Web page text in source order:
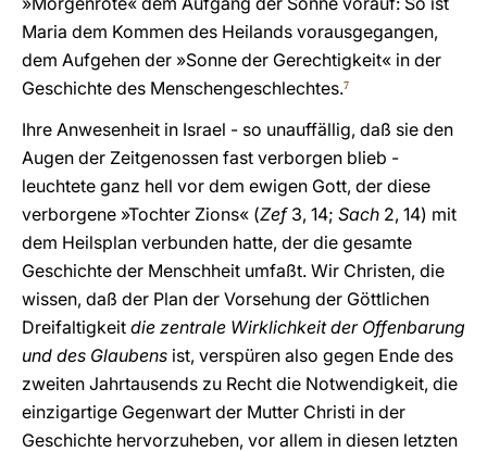
Maria dem Kommen des Heilands vorausgegangen,
dem Aufgehen der »Sonne der Gerechtigkeit« in der
Geschichte des Menschengeschlechtes.7
Ihre Anwesenheit in Israel - so unauffällig, daß sie den
Augen der Zeitgenossen fast verborgen blieb -
leuchtete ganz hell vor dem ewigen Gott, der diese
verborgene »Tochter Zions« (Zef3, 14; Sach 2, 14) mit
dem Heilsplan verbunden hatte, der die gesamte
Geschichte der Menschheit umfaßt. Wir Christen, die
wissen, daß der Plan der Vorsehung der Göttlichen
Dreifaltigkeit die zentrale Wirklichkeit der Offenbarung
und des Glaubens ist, verspüren also gegen Ende des
zweiten Jahrtausends zu Recht die Notwendigkeit, die
einzigartige Gegenwart der Mutter Christi in der
Geschichte hervorzuheben, vor allem in diesen letzten